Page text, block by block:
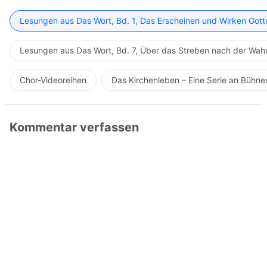
Lesungen aus Das Wort, Bd. 1, Das Erscheinen und Wirken
Lesungen aus Das Wort, Bd. 7, Über das Streben nach der
Chor-Videoreihen Das Kirchenleben – Eine Serie an
Kommentar verfassen